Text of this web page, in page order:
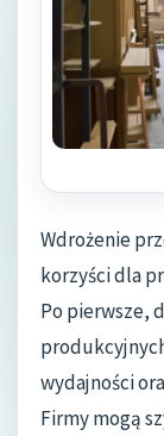
Wdrożenie
korzyści dla
Po pierwsze,
wydajności
Firmy mogą